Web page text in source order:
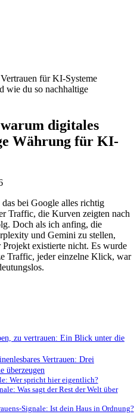
für KI-Systeme
wie du so nachhaltige
digitales
Währung für KI-
bei Google alles richtig
Traffic, die Kurven zeigten nach
Doch als ich anfing, die
und Gemini zu stellen,
Projekt existierte nicht. Es wurde
Traffic, jeder einzelne Klick, war
zu vertrauen: Ein Blick unter die
Vertrauen: Drei
überzeugen
Wer spricht hier eigentlich?
Was sagt der Rest der Welt über
Signale: Ist dein Haus in Ordnung?